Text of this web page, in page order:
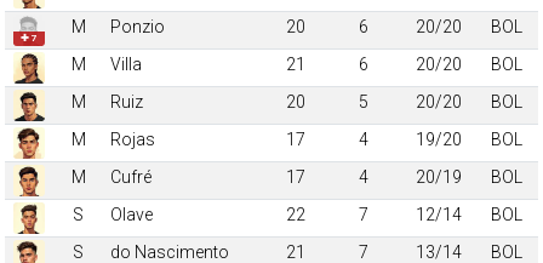
✚ 7
M Ponzio 20 6 20/20
BOL
M
Villa 21 6 20/20
BOL
M
Ruiz 20 5 20/20
BOL
M
Rojas 17 4 19/20
BOL
M
Cufré 17 4 20/19
BOL
S
Olave 22 7 12/14
BOL
S
do Nascimento 21 7 13/14
BOL